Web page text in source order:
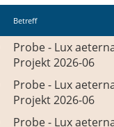
Betreff
Probe - Lux
Projekt 2026-06
Probe - Lux
Projekt 2026-06
Probe - Lux